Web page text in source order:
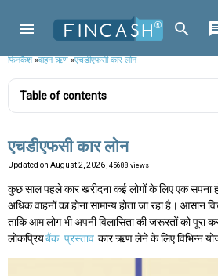
फिनकैश»वाहन ऋण»एचडीएफसी कार लोन
Table of contents
एचडीएफसी कार लोन
Updated on August 2, 2026 , 45688 views
कुछ साल पहले कार खरीदना कई लोगों के लिए एक
अधिक वाहनों का होना सामान्य होता जा रहा है। आसान
ताकि आम लोग भी अपनी विलासिता की जरूरतों को
लोकप्रियबैंक प्रस्ताव कार ऋण लेने के लिए विभिन्न